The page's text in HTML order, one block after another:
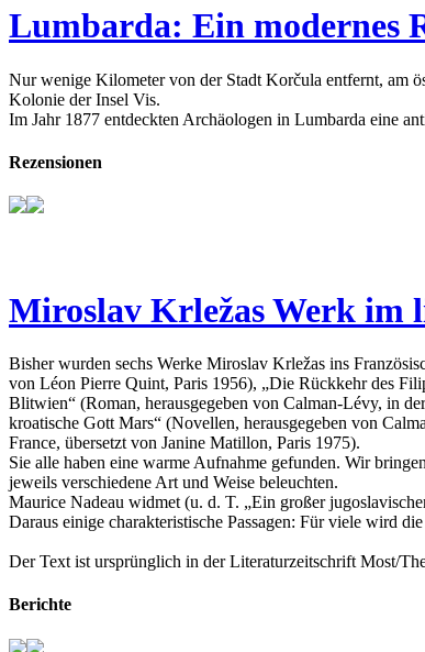
Lumbarda: Ein modernes
Nur wenige Kilometer von der Stadt Korčula entfernt, am
Kolonie der Insel Vis.
Im Jahr 1877 entdeckten Archäologen in Lumbarda eine
Rezensionen
Miroslav Krležas Werk im
Bisher wurden sechs Werke Miroslav Krležas ins
von Léon Pierre Quint, Paris 1956), „Die Rückkehr des
Blitwien“ (Roman, herausgegeben von Calman-Lévy, in
kroatische Gott Mars“ (Novellen, herausgegeben von
France, übersetzt von Janine Matillon, Paris 1975).
Sie alle haben eine warme Aufnahme gefunden. Wir
jeweils verschiedene Art und Weise beleuchten.
Maurice Nadeau widmet (u. d. T. „Ein großer
Daraus einige charakteristische Passagen: Für viele wird
Der Text ist ursprünglich in der Literaturzeitschrift Most/
Berichte